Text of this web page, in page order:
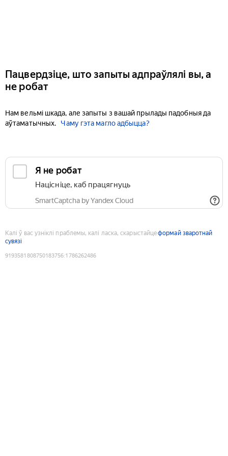
Пацвердзіце, што запыты адпраўлялі вы, а
не робат
Нам вельмі шкада, але запыты з вашай прылады падобныя да
аўтаматычных.
Чаму гэта магло адбыцца?
Я не робат
Націсніце, каб працягнуць
SmartCaptcha by Yandex Cloud
Калі ў вас узніклі праблемы, калі ласка, скарыстайцеформай зваротнай
сувязі
9193581808750183756:1786262486